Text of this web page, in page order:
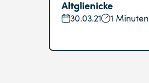
Altglienicke
30.03.21 1 Minuten